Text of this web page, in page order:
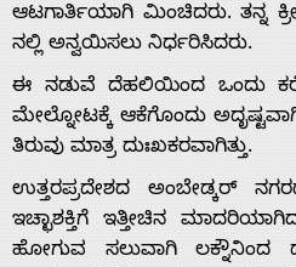
Home
About
Us
ಆಟಗಾರ್ತಿಯಾಗಿ ಮಿಂಚಿದರು. ತನ್ನ
ನಲ್ಲಿ ಅನ್ವಯಿಸಲು ನಿರ್ಧರಿಸಿದರು.
ಈ ನಡುವೆ ದೆಹಲಿಯಿಂದ ಒಂದು ಕರೆ
ಮೇಲ್ನೋಟಕ್ಕೆ ಆಕೆಗೊಂದು
ತಿರುವು ಮಾತ್ರ ದುಃಖಕರವಾಗಿತ್ತು.
ಉತ್ತರಪ್ರದೇಶದ ಅಂಬೇಡ್ಕರ್
ಇಚ್ಛಾಶಕ್ತಿಗೆ ಇತ್ತೀಚಿನ
ಹೋಗುವ ಸಲುವಾಗಿ ಲಕ್ನೌನಿಂದ